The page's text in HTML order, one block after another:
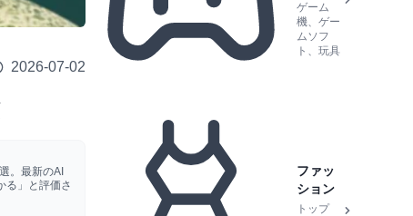
2026-07-02
。最新のAI
る」と評価さ
ゲーム
機、ゲー
ムソフ
ト、玩具
ファッ
ション
トップ